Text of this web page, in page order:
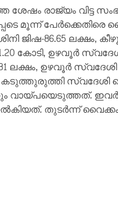
ശേഷം രാജ്യം വിട്ട
മൂന്ന് പേർക്കെതിരെ
ജിഷ-86.65 ലക്ഷം,
കോടി, ഉഴവൂർ
ലക്ഷം, ഉഴവൂർ
കടുത്തുരുത്തി സ്വദേശി
വായ്പയെടുത്തത്.
നൽകിയത്. തുടർന്ന്